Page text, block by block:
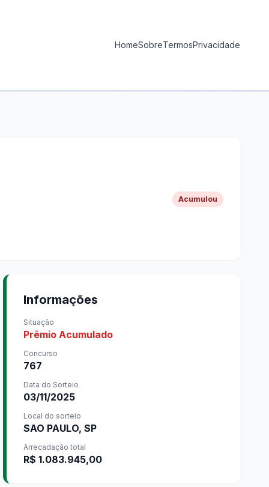
HomeSobreTermosPrivacidade
Acumulou
Informações
Situação
Prêmio Acumulado
Concurso
767
Data do Sorteio
03/11/2025
Local do sorteio
SAO PAULO, SP
Arrecadação total
R$ 1.083.945,00